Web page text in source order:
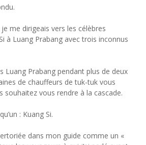
me dirigeais vers les célèbres
à Luang Prabang avec trois inconnus
Luang Prabang pendant plus de deux
de chauffeurs de tuk-tuk vous
souhaitez vous rendre à la cascade.
: Kuang Si.
dans mon guide comme un «